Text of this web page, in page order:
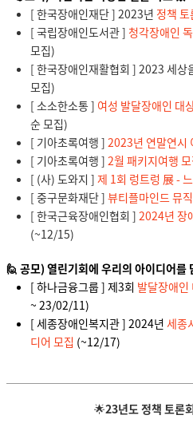
[ 한국장애인재단 ] 2023년 정책
[ 국립장애인도서관 ] 청각장애인
모집)
[ 한국장애인재활협회 ] 2023 세상
모집)
[ 소소한소통 ] 여성 발달장애인 대
순 모집)
[ 기아초록여행 ] 2023년 연말연시
[ 기아초록여행 ] 2월 패키지여행 모
[ (사) 도와지 ] 제 1회 렁트렁 展 -
[ 중구문화재단 ] 뷰티플마인드 뮤
[ 한국근육장애인협회 ] 2024년 장
(~12/15)
🙋 공모) 열린기회에 우리의 아이디어를
[ 하나금융그룹 ] 제3회 발달장애인
~ 23/02/11)
[ 세종장애인복지관 ] 2024년 세종
디어 모집 (~12/17)
🌟23년도 정책 토론